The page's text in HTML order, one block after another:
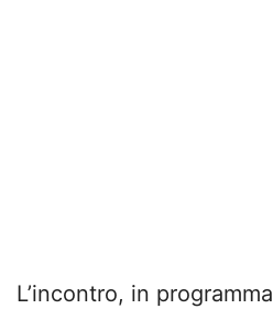
L’incontro, in programma